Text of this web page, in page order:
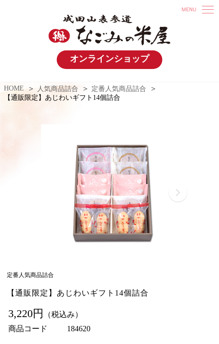
オンラインショップ
HOME 人気商品詰合
定番人気商品詰合
【通販限定】あじわいギフト14個詰合
定番人気商品詰合
【通販限定】あじわいギフト14個詰合
3,220円
（税込み）
商品コード
184620